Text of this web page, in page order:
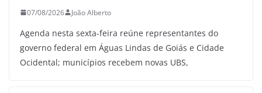
07/08/2026 João Alberto
Agenda nesta sexta-feira reúne representantes do
governo federal em Águas Lindas de Goiás e Cidade
Ocidental; municípios recebem novas UBS,